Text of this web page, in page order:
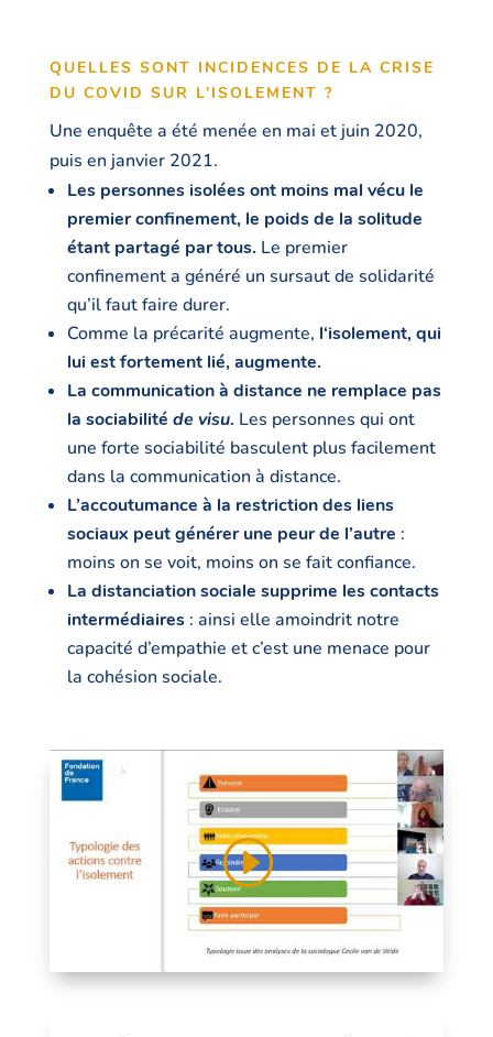
QUELLES SONT INCIDENCES DE LA CRISE
DU COVID SUR L’ISOLEMENT ?
Une enquête a été menée en mai et juin 2020,
puis en janvier 2021.
Les personnes isolées ont moins mal vécu le
premier confinement, le poids de la solitude
étant partagé par tous. Le premier
confinement a généré un sursaut de solidarité
qu’il faut faire durer.
Comme la précarité augmente, l‘isolement, qui
lui est fortement lié, augmente.
La communication à distance ne remplace pas
la sociabilité de visu. Les personnes qui ont
une forte sociabilité basculent plus facilement
dans la communication à distance.
L’accoutumance à la restriction des liens
sociaux peut générer une peur de l’autre :
moins on se voit, moins on se fait confiance.
La distanciation sociale supprime les contacts
intermédiaires: ainsi elle amoindrit notre
capacité d’empathie et c’est une menace pour
la cohésion sociale.